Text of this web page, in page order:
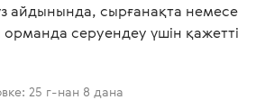
айдынында, сырғанақта немесе
орманда серуендеу үшін қажетті
25 г-нан 8 дана